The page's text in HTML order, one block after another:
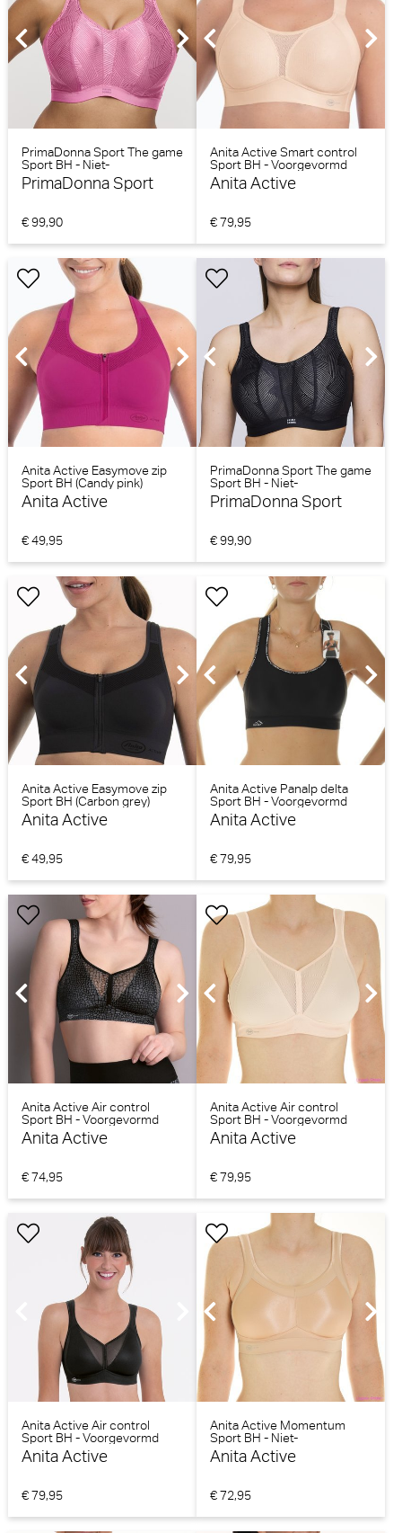
PrimaDonna Sport The game
Sport BH - Niet-
voorgevormd (Orchid Pink)
PrimaDonna Sport
€ 99,90
Anita Active Smart control
Sport BH - Voorgevormd
(Smart rose)
Anita Active
€ 79,95
Anita Active Easymove zip
Sport BH (Candy pink)
Anita Active
€ 49,95
PrimaDonna Sport The game
Sport BH - Niet-
voorgevormd (Zwart)
PrimaDonna Sport
€ 99,90
Anita Active Easymove zip
Sport BH (Carbon grey)
Anita Active
€ 49,95
Anita Active Panalp delta
Sport BH - Voorgevormd
(zwart)
Anita Active
€ 79,95
Anita Active Air control
Sport BH - Voorgevormd
(Orinoco)
Anita Active
€ 74,95
Anita Active Air control
Sport BH - Voorgevormd
(Smart Rose)
Anita Active
€ 79,95
Anita Active Air control
Sport BH - Voorgevormd
(Zwart)
Anita Active
€ 79,95
Anita Active Momentum
Sport BH - Niet-
voorgevormd (Desert)
Anita Active
€ 72,95